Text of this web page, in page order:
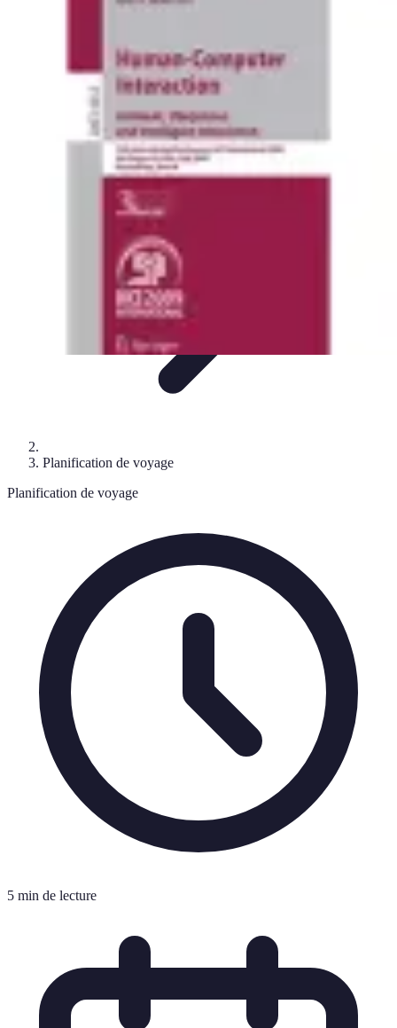
Hébergement
Voyage International
Planification de voyage
Planification de voyage
5 min de lecture